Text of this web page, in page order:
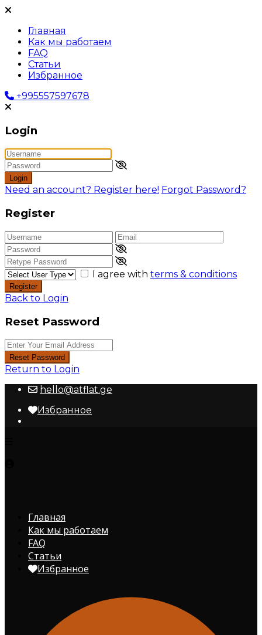
Главная
Как мы работаем
FAQ
Статьи
Избранное
+995557597678
Login
Login
Need an account? Register here! Forgot Password?
Register
I agree with terms & conditions
Register
Back to Login
Reset Password
Reset Password
Return to Login
hello@atflat.ge
Избранное
Главная
Как мы работаем
FAQ
Статьи
Избранное